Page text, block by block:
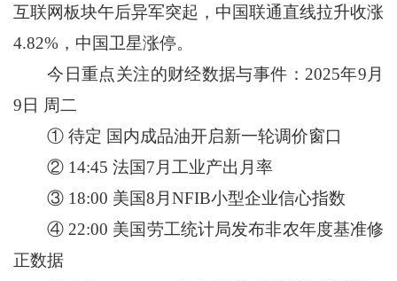
互联网板块午后异军突起，中国联通直线拉升收涨
4.82%，中国卫星涨停。
今日重点关注的财经数据与事件：2025年9月
9日 周二
① 待定 国内成品油开启新一轮调价窗口
② 14:45 法国7月工业产出月率
③ 18:00 美国8月NFIB小型企业信心指数
④ 22:00 美国劳工统计局发布非农年度基准修
正数据